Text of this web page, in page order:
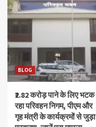
BLOG
₹2.82 करोड़ पाने के लिए भटक
रहा परिवहन निगम, पीएम और
गृह मंत्री के कार्यक्रमों से जुड़ा